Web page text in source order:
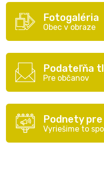
Fotogaléria
Obec v obraze
Podateľňa
Pre občanov
Podnety
Vyriešime to